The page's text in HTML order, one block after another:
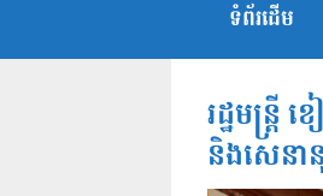
ទំព័រដើម
រដ្ឋមន្ដ្រី
និងសេនា